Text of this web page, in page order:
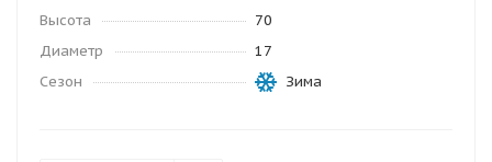
Высота
70
Диаметр
17
Сезон
Зима